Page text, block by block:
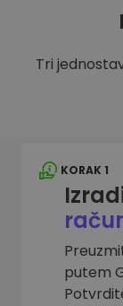
Tri
KORAK 1
putem